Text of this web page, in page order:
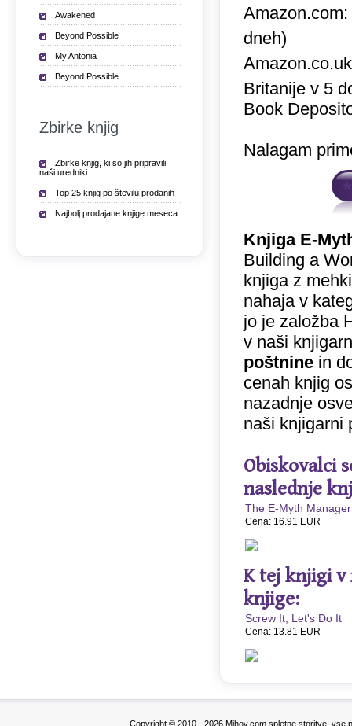
Amazon.com:
dneh)
Britanije v 5
Book
Nalagam
Knjiga E-
Building a
knjiga z
nahaja v
jo je založba
v naši
poštnine in
cenah knjig
nazadnje
naši knjigarni
Obiskovalci
naslednje
The E-Myth Manager
Cena: 16.91 EUR
K tej knjigi v
knjige:
Screw It, Let's Do It
Cena: 13.81 EUR
Awakened
Beyond Possible
My Antonia
Beyond Possible
Zbirke knjig
Zbirke knjig, ki so jih pripravili
naši uredniki
Top 25 knjig po številu prodanih
Najbolj prodajane knjige meseca
Copyright © 2010 - 2026 Mihov.com spletne storitve, vse